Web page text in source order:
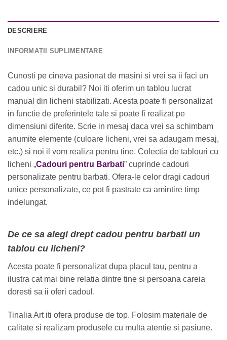
DESCRIERE
INFORMAȚII SUPLIMENTARE
Cunosti pe cineva pasionat de masini si vrei sa ii faci un
cadou unic si durabil? Noi iti oferim un tablou lucrat
manual din licheni stabilizati. Acesta poate fi personalizat
in functie de preferintele tale si poate fi realizat pe
dimensiuni diferite. Scrie in mesaj daca vrei sa schimbam
anumite elemente (culoare licheni, vrei sa adaugam mesaj,
etc.) si noi il vom realiza pentru tine. Colectia de tablouri cu
licheni „Cadouri pentru Barbati” cuprinde cadouri
personalizate pentru barbati. Ofera-le celor dragi cadouri
unice personalizate, ce pot fi pastrate ca amintire timp
indelungat.
De ce sa alegi drept cadou pentru barbati un
tablou cu licheni?
Acesta poate fi personalizat dupa placul tau, pentru a
ilustra cat mai bine relatia dintre tine si persoana careia
doresti sa ii oferi cadoul.
Tinalia Art iti ofera produse de top. Folosim materiale de
calitate si realizam produsele cu multa atentie si pasiune.